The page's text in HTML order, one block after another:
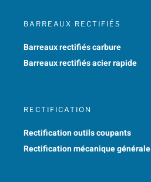
BARREAUX RECTIFIÉS
Barreaux rectifiés carbure
Barreaux rectifiés acier rapide
RECTIFICATION
Rectification outils coupants
Rectification mécanique générale